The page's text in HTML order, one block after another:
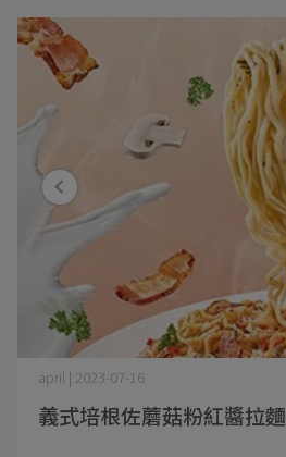
april | 2023-07-16
義式培根佐蘑菇粉紅醬拉麵